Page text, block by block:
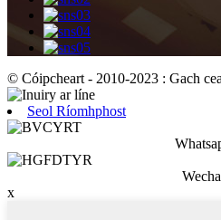
© Cóipcheart - 2010-2023 : Gach
Seol Ríomhphost
x